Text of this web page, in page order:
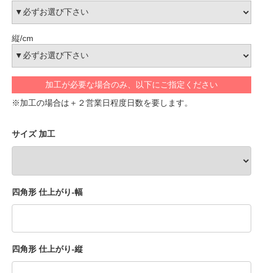
縦/cm
加工が必要な場合のみ、以下にご指定ください
※加工の場合は＋２営業日程度日数を要します。
サイズ 加工
四角形 仕上がり-幅
四角形 仕上がり-縦